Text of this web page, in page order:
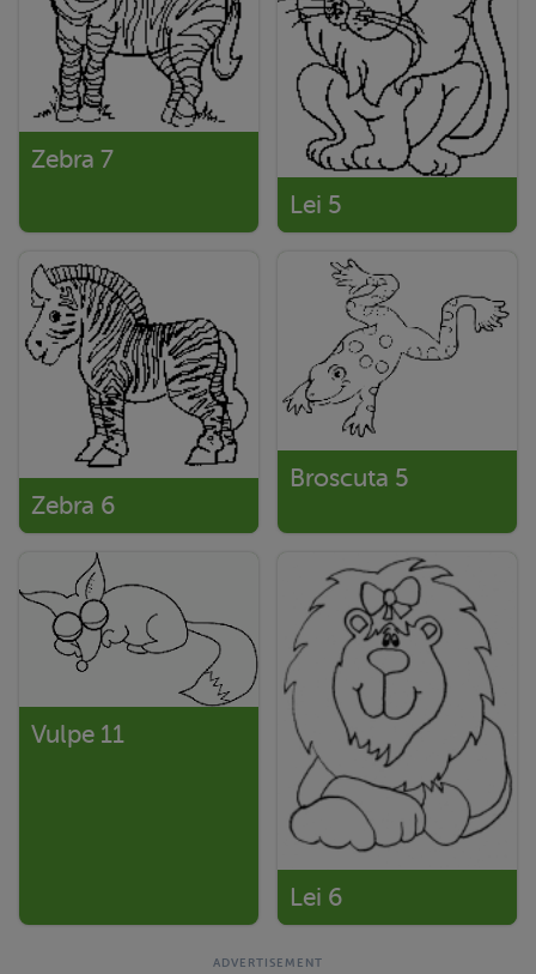
Zebra 7
Lei 5
Zebra 6
Broscuta 5
Vulpe 11
Lei 6